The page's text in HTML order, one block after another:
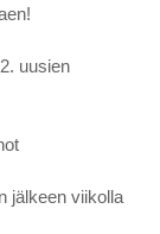
uusien
jälkeen viikolla